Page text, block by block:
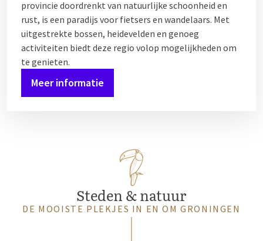
provincie doordrenkt van natuurlijke schoonheid en
rust, is een paradijs voor fietsers en wandelaars. Met
uitgestrekte bossen, heidevelden en genoeg
activiteiten biedt deze regio volop mogelijkheden om
te genieten.
Meer informatie
Steden & natuur
DE MOOISTE PLEKJES IN EN OM GRONINGEN